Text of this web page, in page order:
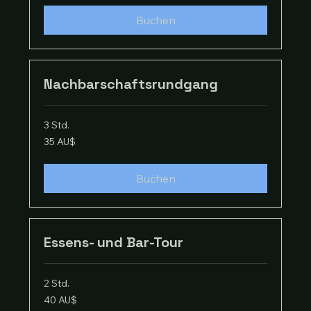
Buchen
Nachbarschaftsrundgang
3 Std.
35
Australische
35 AU$
Buchen
Essens- und Bar-Tour
2 Std.
40
Australische
40 AU$